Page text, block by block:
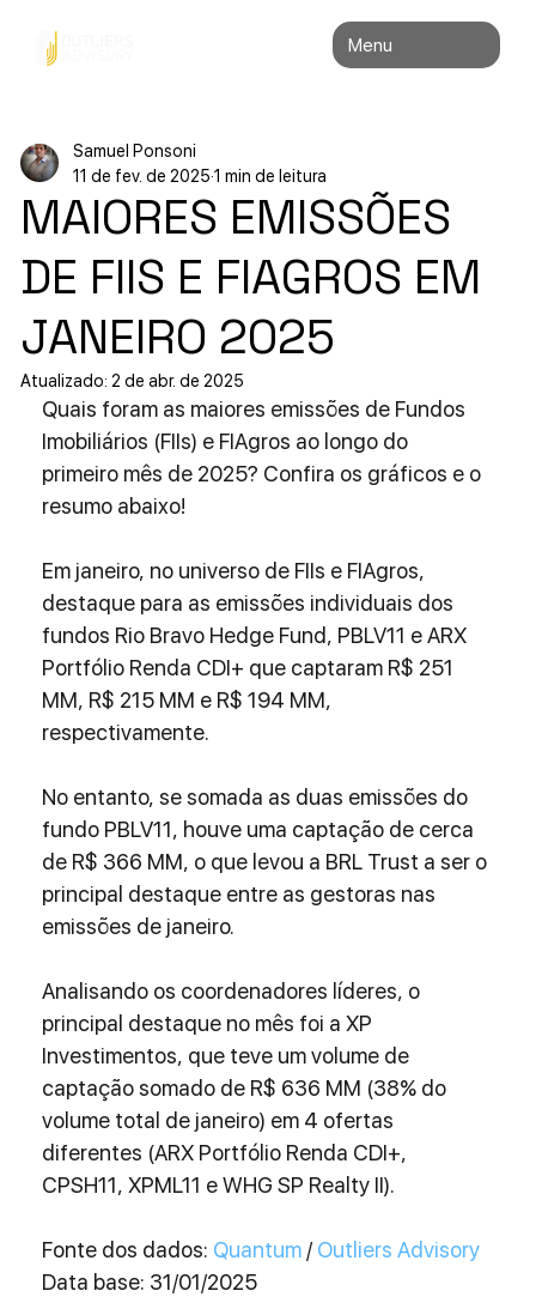
Menu
MAIORES EMISSÕES
DE FIIS E FIAGROS EM
JANEIRO 2025
Samuel Ponsoni
11 de fev. de 2025 1 min de leitura
Atualizado:2 de abr. de 2025
Quais foram as maiores emissões de Fundos
Imobiliários (FIIs) e FIAgros ao longo do
primeiro mês de 2025? Confira os gráficos e o
resumo abaixo!
Em janeiro, no universo de FIIs e FIAgros,
destaque para as emissões individuais dos
fundos Rio Bravo Hedge Fund, PBLV11 e ARX
Portfólio Renda CDI+ que captaram R$ 251
MM, R$ 215 MM e R$ 194 MM,
respectivamente.
No entanto, se somada as duas emissões do
fundo PBLV11, houve uma captação de cerca
de R$ 366 MM, o que levou a BRL Trust a ser o
principal destaque entre as gestoras nas
emissões de janeiro.
Analisando os coordenadores líderes, o
principal destaque no mês foi a XP
Investimentos, que teve um volume de
captação somado de R$ 636 MM (38% do
volume total de janeiro) em 4 ofertas
diferentes (ARX Portfólio Renda CDI+,
CPSH11, XPML11 e WHG SP Realty II).
Fonte dos dados: Quantum / Outliers Advisory
Data base: 31/01/2025